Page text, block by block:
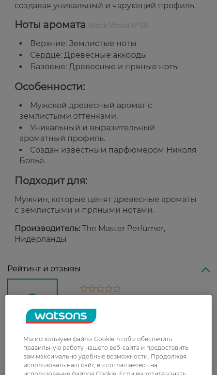
создавая уникальный и чарующий профиль.
Ноты аромата
Верхние: Землистые ноты
Сердце: Древесные аккорды
Базовые: Древесные и пряные ноты
Особенности:
Мужской древесный аромат с
землистыми оттенками.
Уникальный и выразительный
ароматный профиль.
Создан известным парфюмером Николя
Больё.
Подходит для:
Мужчин, которые ценят древесные ароматы
с землистыми и пряными нотами.
Производитель: The Master Perfumer,
Нидерланды
Рейтинг и отзывы
0
З 0 відгуків
Доставка
Мы используем файлы Cookie, чтобы обеспечить
правильную работу нашего веб-сайта и предоставить
вам максимально удобные возможности. Продолжая
использовать наш сайт, вы соглашаетесь на